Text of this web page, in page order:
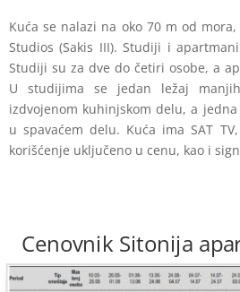
Kuća se nalazi na oko 70 m od
Studios (Sakis III). Studiji i
Studiji su za dve do četiri osobe, a
U studijima se jedan ležaj
izdvojenom kuhinjskom delu, a
u spavaćem delu. Kuća ima SAT
korišćenje uključeno u cenu, kao i
Cenovnik Sitonija